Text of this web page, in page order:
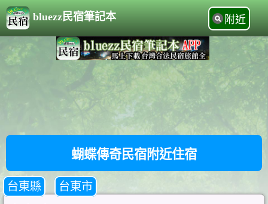
bluezz民宿筆記本 附近
蝴蝶傳奇民宿附近住宿
台東縣 台東市